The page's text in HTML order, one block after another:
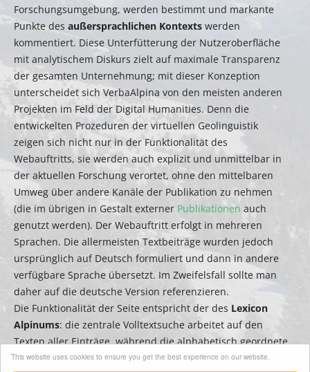
This website uses cookies to ensure you get the best experience on our website.
Forschungsumgebung, werden bestimmt und markante
Punkte des außersprachlichen Kontexts werden
kommentiert. Diese Unterfütterung der Nutzeroberfläche
mit analytischem Diskurs zielt auf maximale Transparenz
der gesamten Unternehmung; mit dieser Konzeption
unterscheidet sich VerbaAlpina von den meisten anderen
Projekten im Feld der Digital Humanities. Denn die
entwickelten Prozeduren der virtuellen Geolinguistik
zeigen sich nicht nur in der Funktionalität des
Webauftritts, sie werden auch explizit und unmittelbar in
der aktuellen Forschung verortet, ohne den mittelbaren
Umweg über andere Kanäle der Publikation zu nehmen
(die im übrigen in Gestalt externer Publikationen auch
genutzt werden). Der Webauftritt erfolgt in mehreren
Sprachen. Die allermeisten Textbeiträge wurden jedoch
ursprünglich auf Deutsch formuliert und dann in andere
verfügbare Sprache übersetzt. Im Zweifelsfall sollte man
daher auf die deutsche Version referenzieren.
Die Funktionalität der Seite entspricht der des Lexicon
Alpinums: die zentrale Volltextsuche arbeitet auf den
Texten aller Einträge, während die alphabetisch geordnete
Seitenleiste zum Filtern bzw. zur schnellen Suche nach